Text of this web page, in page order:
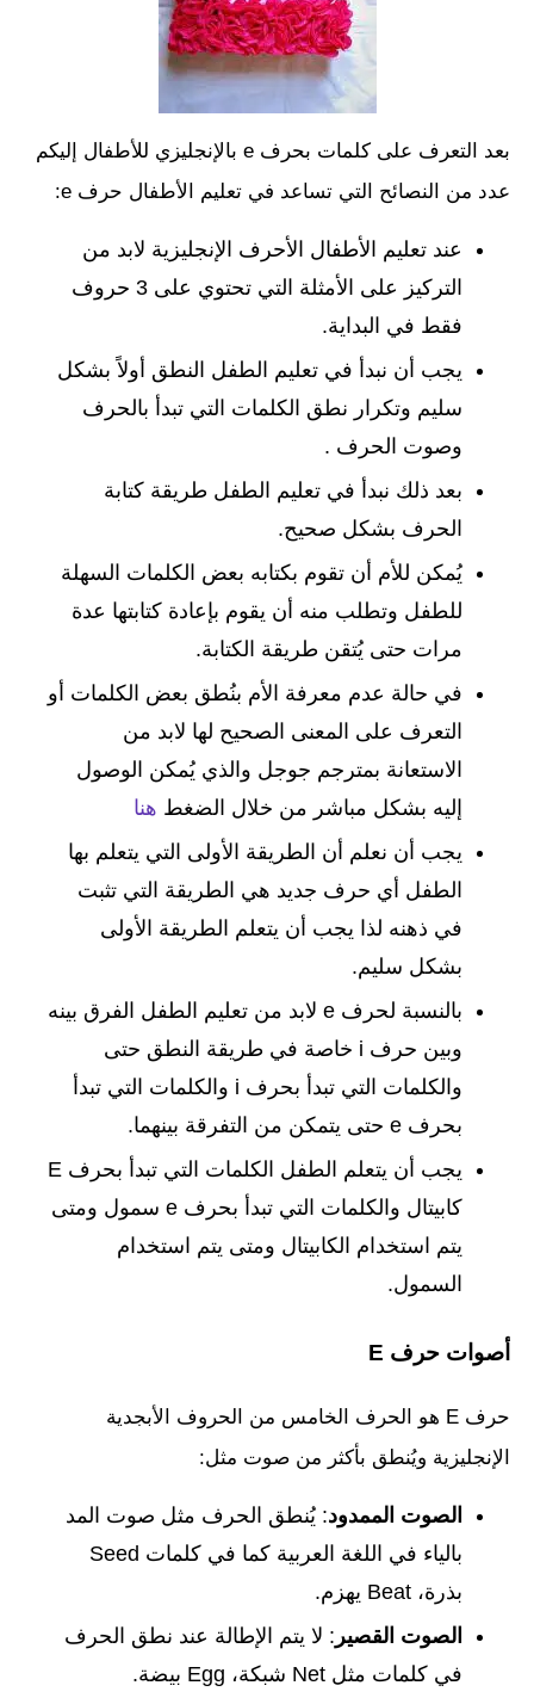
بعد التعرف على كلمات بحرف e بالإنجليزي للأطفال إليكم
عدد من النصائح التي تساعد في تعليم الأطفال حرف e:
عند تعليم الأطفال الأحرف الإنجليزية لابد من
التركيز على الأمثلة التي تحتوي على 3 حروف
فقط في البداية.
يجب أن نبدأ في تعليم الطفل النطق أولاً بشكل
سليم وتكرار نطق الكلمات التي تبدأ بالحرف
وصوت الحرف .
بعد ذلك نبدأ في تعليم الطفل طريقة كتابة
الحرف بشكل صحيح.
يُمكن للأم أن تقوم بكتابه بعض الكلمات السهلة
للطفل وتطلب منه أن يقوم بإعادة كتابتها عدة
مرات حتى يُتقن طريقة الكتابة.
في حالة عدم معرفة الأم بنُطق بعض الكلمات أو
التعرف على المعنى الصحيح لها لابد من
الاستعانة بمترجم جوجل والذي يُمكن الوصول
إليه بشكل مباشر من خلال الضغط هنا
يجب أن نعلم أن الطريقة الأولى التي يتعلم بها
الطفل أي حرف جديد هي الطريقة التي تثبت
في ذهنه لذا يجب أن يتعلم الطريقة الأولى
بشكل سليم.
بالنسبة لحرف e لابد من تعليم الطفل الفرق بينه
وبين حرف i خاصة في طريقة النطق حتى
والكلمات التي تبدأ بحرف i والكلمات التي تبدأ
بحرف e حتى يتمكن من التفرقة بينهما.
يجب أن يتعلم الطفل الكلمات التي تبدأ بحرف E
كابيتال والكلمات التي تبدأ بحرف e سمول ومتى
يتم استخدام الكابيتال ومتى يتم استخدام
السمول.
أصوات حرف E
حرف E هو الحرف الخامس من الحروف الأبجدية
الإنجليزية ويُنطق بأكثر من صوت مثل:
الصوت الممدود: يُنطق الحرف مثل صوت المد
بالياء في اللغة العربية كما في كلمات Seed
بذرة، Beat يهزم.
الصوت القصير : لا يتم الإطالة عند نطق الحرف
في كلمات مثل Net شبكة، Egg بيضة.